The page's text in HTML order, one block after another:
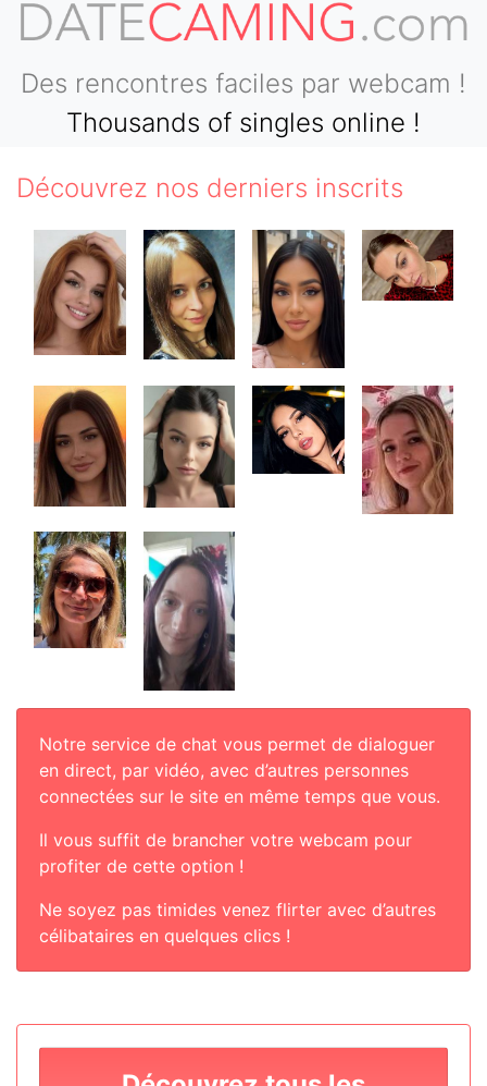
Des rencontres faciles par webcam !
Thousands of singles online !
Découvrez nos derniers inscrits
Notre service de chat vous permet de dialoguer
en direct, par vidéo, avec d’autres personnes
connectées sur le site en même temps que vous.
Il vous suffit de brancher votre webcam pour
profiter de cette option !
Ne soyez pas timides venez flirter avec d’autres
célibataires en quelques clics !